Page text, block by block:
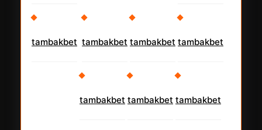
tambakbet tambakbet tambakbet tambakbet
tambakbet tambakbet tambakbet